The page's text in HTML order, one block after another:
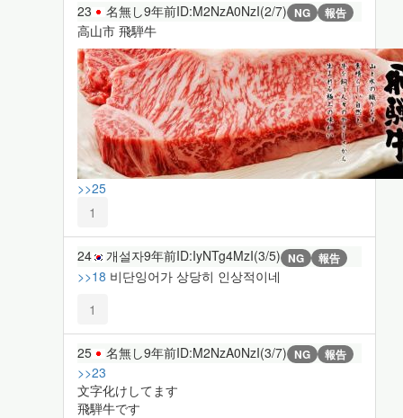
23 名無し9年前ID:M2NzA0NzI(2/7) NG 報告
高山市 飛騨牛
>>25
1
24 개설자9年前ID:IyNTg4MzI(3/5) NG 報告
>>18 비단잉어가 상당히 인상적이네
1
25 名無し9年前ID:M2NzA0NzI(3/7) NG 報告
>>23
文字化けしてます
飛騨牛です